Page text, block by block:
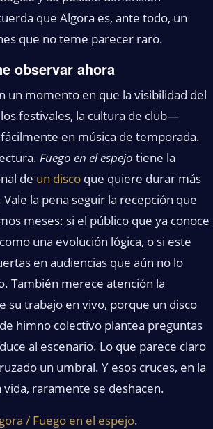
que Algora es, ante todo, un
que no teme parecer raro.
observar ahora
un momento en que la visibilidad del
festivales, la cultura de club—
en música de temporada.
Fuego en el espejo tiene la
de un disco que quiere durar más
la pena seguir la recepción que
meses: si el público que ya conoce
una evolución lógica, o si este
en audiencias que aún no lo
También merece atención la
su trabajo en vivo, porque un disco
himno colectivo plantea preguntas
al escenario. Lo que parece claro
un umbral. Y esos cruces, en la
vida, raramente se deshacen.
/ Fuego en el espejo.